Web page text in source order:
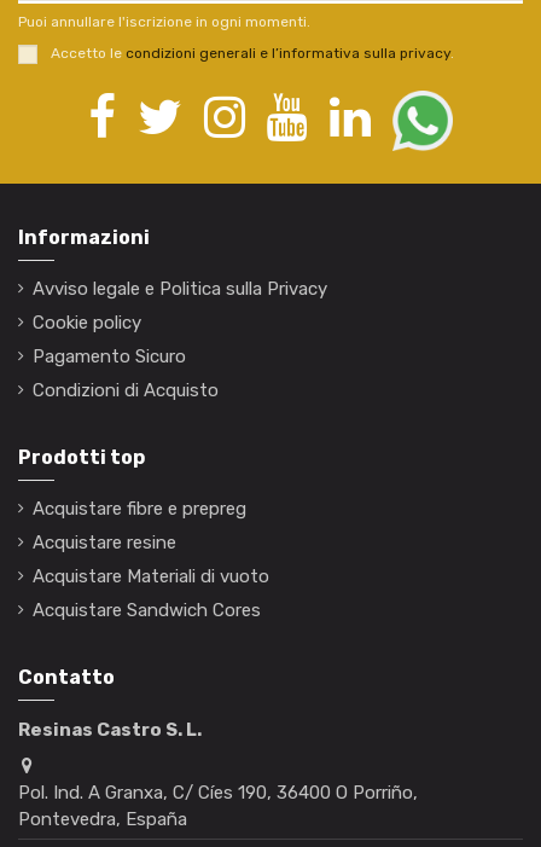
Puoi annullare l'iscrizione in ogni momenti.
Accetto le condizioni generali e l’informativa sulla privacy.
Informazioni
Avviso legale e Politica sulla Privacy
Cookie policy
Pagamento Sicuro
Condizioni di Acquisto
Prodotti top
Acquistare fibre e prepreg
Acquistare resine
Acquistare Materiali di vuoto
Acquistare Sandwich Cores
Contatto
Resinas Castro S. L.
Pol. Ind. A Granxa, C/ Cíes 190, 36400 O Porriño,
Pontevedra, España